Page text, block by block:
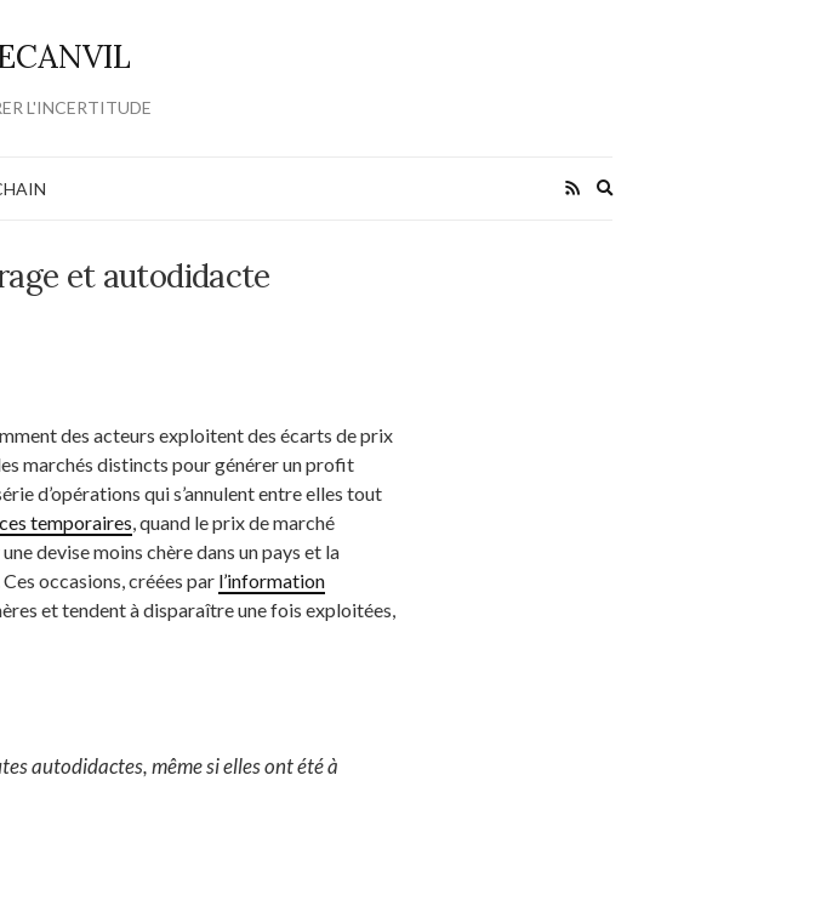
L'INCERTITUDE
et autodidacte
des acteurs exploitent des écarts de prix
marchés distincts pour générer un profit
d’opérations qui s’annulent entre elles tout
temporaires, quand le prix de marché
devise moins chère dans un pays et la
occasions, créées par l’information
et tendent à disparaître une fois exploitées,
autodidactes, même si elles ont été à